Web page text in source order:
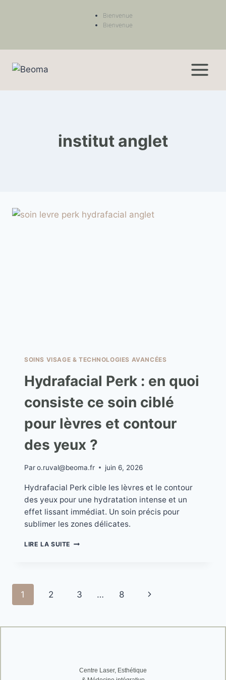
Bienvenue
Bienvenue
institut anglet
SOINS VISAGE & TECHNOLOGIES AVANCÉES
Hydrafacial Perk : en quoi
consiste ce soin ciblé
pour lèvres et contour
des yeux ?
Paro.ruval@beoma.fr juin 6, 2026
Hydrafacial Perk cible les lèvres et le contour
des yeux pour une hydratation intense et un
effet lissant immédiat. Un soin précis pour
sublimer les zones délicates.
LIRE LA SUITE
1 2 3 … 8
Centre Laser, Esthétique